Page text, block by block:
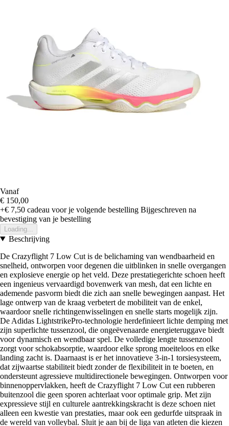
Vanaf
€ 150,00
+€ 7,50 cadeau voor je volgende bestelling Bijgeschreven na
bevestiging van je bestelling
Loading...
Beschrijving
De Crazyflight 7 Low Cut is de belichaming van wendbaarheid en
snelheid, ontworpen voor degenen die uitblinken in snelle overgangen
en explosieve energie op het veld. Deze prestatiegerichte schoen heeft
een ingenieus vervaardigd bovenwerk van mesh, dat een lichte en
ademende pasvorm biedt die zich aan snelle bewegingen aanpast. Het
lage ontwerp van de kraag verbetert de mobiliteit van de enkel,
waardoor snelle richtingenwisselingen en snelle starts mogelijk zijn.
De Adidas LightstrikePro-technologie herdefinieert lichte demping met
zijn superlichte tussenzool, die ongeëvenaarde energieteruggave biedt
voor dynamisch en wendbaar spel. De volledige lengte tussenzool
zorgt voor schokabsorptie, waardoor elke sprong moeiteloos en elke
landing zacht is. Daarnaast is er het innovatieve 3-in-1 torsiesysteem,
dat zijwaartse stabiliteit biedt zonder de flexibiliteit in te boeten, en
ondersteunt agressieve multidirectionele bewegingen. Ontworpen voor
binnenoppervlakken, heeft de Crazyflight 7 Low Cut een rubberen
buitenzool die geen sporen achterlaat voor optimale grip. Met zijn
expressieve stijl en culturele aantrekkingskracht is deze schoen niet
alleen een kwestie van prestaties, maar ook een gedurfde uitspraak in
de wereld van volleybal. Sluit je aan bij de liga van atleten die kiezen